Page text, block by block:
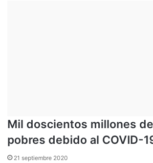
Mil doscientos millones
pobres debido al COVID-
21 septiembre 2020